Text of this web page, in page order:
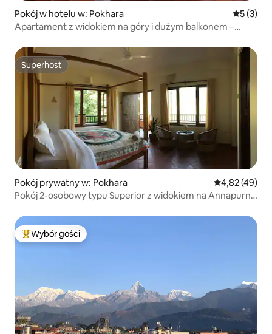
Pokój w hotelu w: Pokhara Średnia
5 (3)
Apartament z widokiem na góry i dużym balkonem –
Superhost
Superhost
Pokój prywatny w: Pokhara Średnia
4,82 (49)
Pokój 2-osobowy typu Superior z widokiem na Annapurna
Najpopularniejsze z kategorii Wybór gości
Wybór gości